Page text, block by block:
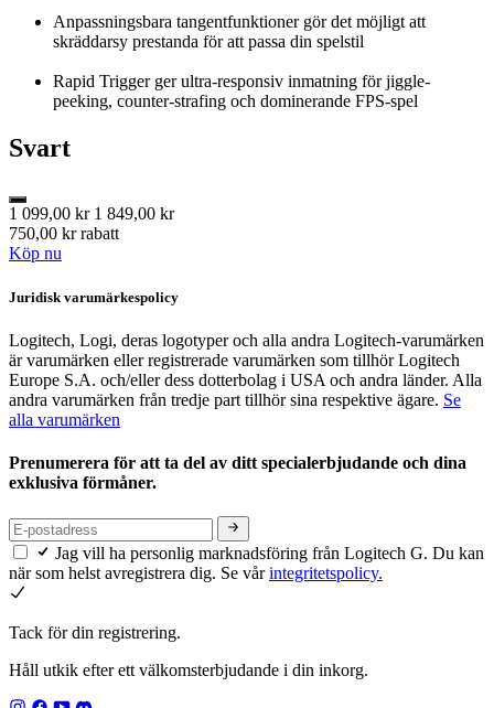
Anpassningsbara tangentfunktioner gör det möjligt att
skräddarsy prestanda för att passa din spelstil
Rapid Trigger ger ultra-responsiv inmatning för jiggle-
peeking, counter-strafing och dominerande FPS-spel
Svart
1 099,00 kr 1 849,00 kr
750,00 kr rabatt
Köp nu
Juridisk varumärkespolicy
Logitech, Logi, deras logotyper och alla andra Logitech-varumärken
är varumärken eller registrerade varumärken som tillhör Logitech
Europe S.A. och/eller dess dotterbolag i USA och andra länder. Alla
andra varumärken från tredje part tillhör sina respektive ägare. Se
alla varumärken
Prenumerera för att ta del av ditt specialerbjudande och dina
exklusiva förmåner.
Jag vill ha personlig marknadsföring från Logitech G. Du kan
när som helst avregistrera dig. Se vårintegritetspolicy.
Tack för din registrering.
Håll utkik efter ett välkomsterbjudande i din inkorg.